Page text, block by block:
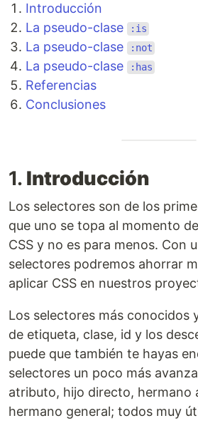
Introducción
La pseudo-clase
:is
La pseudo-clase :not
La pseudo-clase :has
Referencias
Conclusiones
1. Introducción
Los selectores son de los
que uno se topa al momento
CSS y no es para menos. Con
selectores podremos ahorrar
aplicar CSS en nuestros
Los selectores más conocidos
de etiqueta, clase, id y los
puede que también te hayas
selectores un poco más
atributo, hijo directo, hermano
hermano general; todos muy